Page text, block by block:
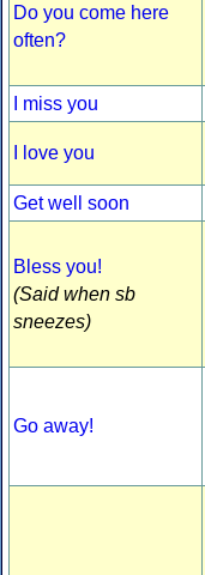
Do you come here
often?
I miss you
I love you
Get well soon
Bless you!
(Said when sb
sneezes)
Go away!